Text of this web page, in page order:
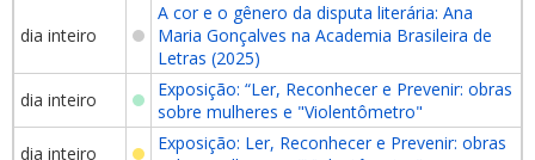
dia inteiro
A cor e o gênero da disputa literária: Ana
Maria Gonçalves na Academia Brasileira de
Letras (2025)
dia inteiro
Exposição: “Ler, Reconhecer e Prevenir: obras
sobre mulheres e "Violentômetro"
dia inteiro
Exposição: Ler, Reconhecer e Prevenir: obras